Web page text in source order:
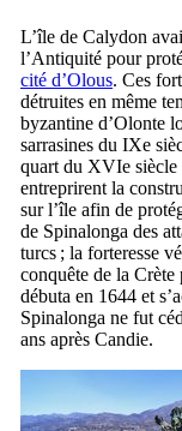
L’île de Calydon
l’Antiquité pour
cité d’Olous. Ces
détruites en même
byzantine d’Olonte
sarrasines du IXe
quart du XVIe
entreprirent la
sur l’île afin de
de Spinalonga des
turcs ; la forteresse
conquête de la
débuta en 1644 et
Spinalonga ne fut
ans après Candie.